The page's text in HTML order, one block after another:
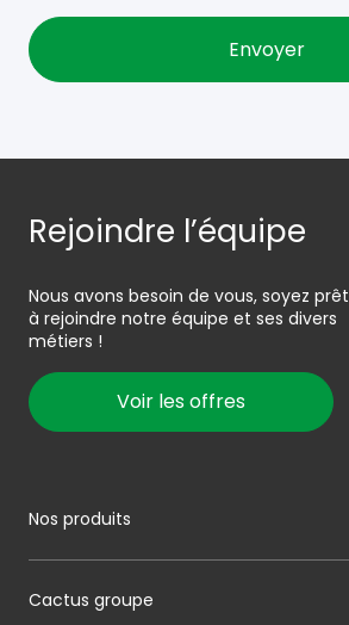
Rejoindre l’équipe
Nous avons besoin de vous, soyez prêt
à rejoindre notre équipe et ses divers
métiers !
Voir les offres
Nos produits
Mon boucher
Cactus groupe